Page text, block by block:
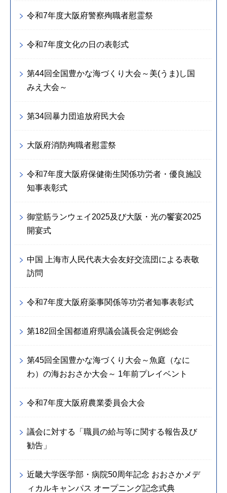
令和7年度大阪府警察殉職者慰霊祭
令和7年度文化の日の表彰式
第44回全国豊かな海づくり大会～美(うま)し国
みえ大会～
第34回暴力団追放府民大会
大阪府消防殉職者慰霊祭
令和7年度大阪府保健衛生関係功労者・優良施設
知事表彰式
御堂筋ランウェイ2025及び大阪・光の饗宴2025
開宴式
中国 上海市人民代表大会友好交流団による表敬
訪問
令和7年度大阪府薬事関係等功労者知事表彰式
第182回全国都道府県議会議長会定例総会
第45回全国豊かな海づくり大会～魚庭（なに
わ）の海おおさか大会～ 1年前プレイベント
令和7年度大阪府農業委員会大会
議会に対する「職員の給与等に関する報告及び
勧告」
近畿大学医学部・病院50周年記念 おおさかメデ
ィカルキャンパス オープニング記念式典